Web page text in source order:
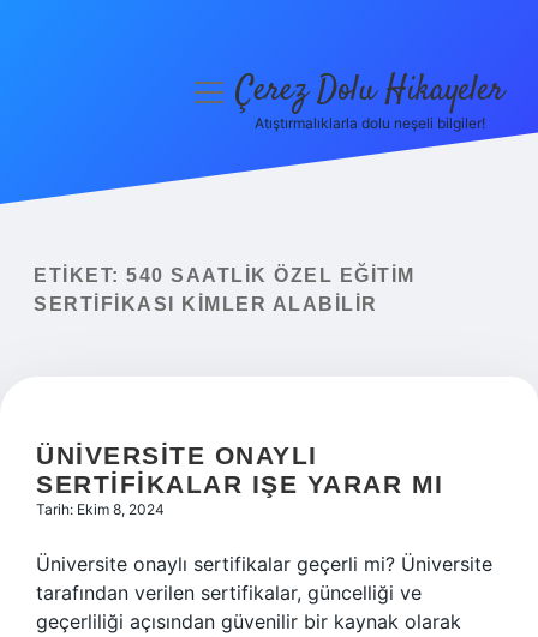
Yasal Uyarı
menüyüÇerez Dolu Hikayeler
Atıştırmalıklarla dolu neşeli bilgiler!
ETIKET: 540 SAATLIK ÖZEL EĞITIM
SERTIFIKASI KIMLER ALABILIR
ÜNIVERSITE ONAYLI
SERTIFIKALAR IŞE YARAR MI
Tarih: Ekim 8, 2024
Üniversite onaylı sertifikalar geçerli mi? Üniversite
tarafından verilen sertifikalar, güncelliği ve
geçerliliği açısından güvenilir bir kaynak olarak